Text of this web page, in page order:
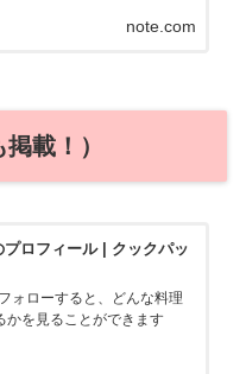
事を書きます！ブログ「ため
note.com
載！）
ロフィール | クックパッ
ォローすると、どんな料理
かを見ることができます